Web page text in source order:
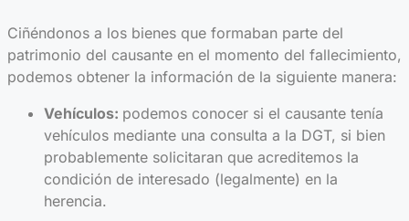
Ciñéndonos a los bienes que formaban parte del
patrimonio del causante en el momento del fallecimiento,
podemos obtener la información de la siguiente manera:
Vehículos: podemos conocer si el causante tenía
vehículos mediante una consulta a la DGT, si bien
probablemente solicitaran que acreditemos la
condición de interesado (legalmente) en la
herencia.